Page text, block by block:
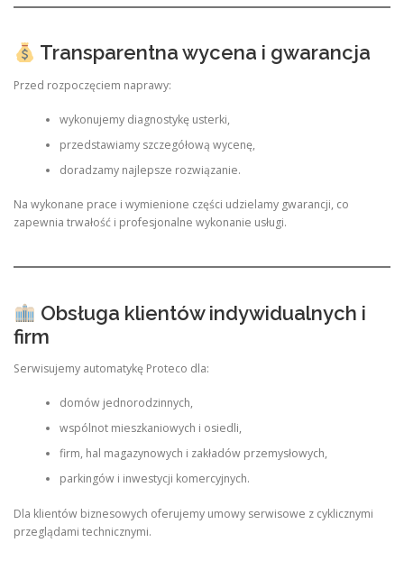
Transparentna wycena i gwarancja
Przed rozpoczęciem naprawy:
wykonujemy diagnostykę usterki,
przedstawiamy szczegółową wycenę,
doradzamy najlepsze rozwiązanie.
Na wykonane prace i wymienione części udzielamy gwarancji, co
zapewnia trwałość i profesjonalne wykonanie usługi.
Obsługa klientów indywidualnych i
firm
Serwisujemy automatykę Proteco dla:
domów jednorodzinnych,
wspólnot mieszkaniowych i osiedli,
firm, hal magazynowych i zakładów przemysłowych,
parkingów i inwestycji komercyjnych.
Dla klientów biznesowych oferujemy umowy serwisowe z cyklicznymi
przeglądami technicznymi.